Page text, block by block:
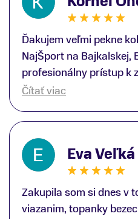
Ďakujem veľmi pekne
NajŠport na Bajkalskej,
profesionálny prístup k
ďakujem špecialistovi
lyžiarskej obuvi, ako aj
Atomic; Pán Martin
odbornosťou otvoril
som sa, vďaka jeho
zákazníkovi, up-to-date
trendoch v lyžiarských
Čítať viac
Eva Veľká
Zakupila som si dnes v
viazanim, topanky